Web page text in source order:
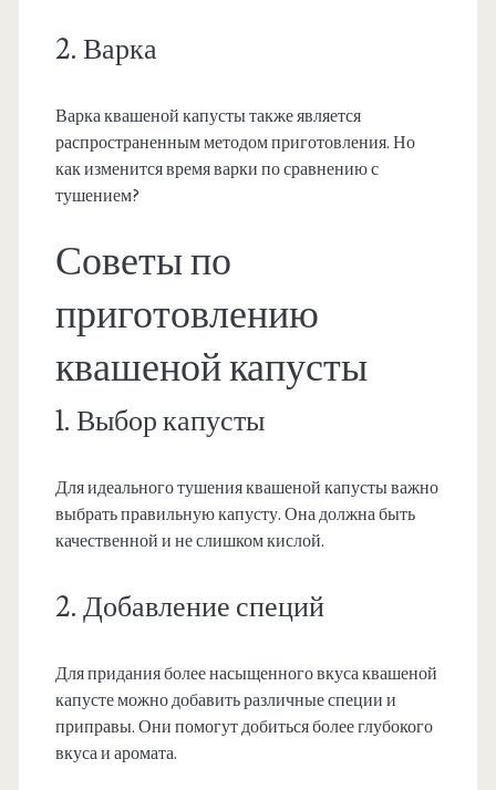
2. Варка
Варка квашеной капусты также является
распространенным методом приготовления. Но
как изменится время варки по сравнению с
тушением?
Советы по
приготовлению
квашеной капусты
1. Выбор капусты
Для идеального тушения квашеной капусты важно
выбрать правильную капусту. Она должна быть
качественной и не слишком кислой.
2. Добавление специй
Для придания более насыщенного вкуса квашеной
капусте можно добавить различные специи и
приправы. Они помогут добиться более глубокого
вкуса и аромата.